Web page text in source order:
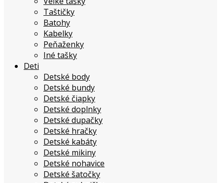
Taštičky
Batohy
Kabelky
Peňaženky
Iné tašky
Deti
Detské body
Detské bundy
Detské čiapky
Detské doplnky
Detské dupačky
Detské hračky
Detské kabáty
Detské mikiny
Detské nohavice
Detské šatočky